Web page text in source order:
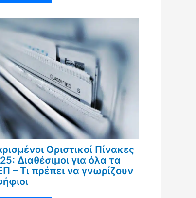
Οριστικοί Πίνακες
Διαθέσιμοι για όλα τα
– Τι πρέπει να γνωρίζουν